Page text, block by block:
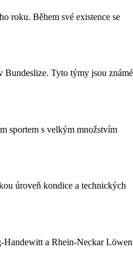
roku. Během své existence se
Tyto týmy jsou známé
sportem s velkým množstvím
úroveň kondice a technických
a Rhein-Neckar Löwen